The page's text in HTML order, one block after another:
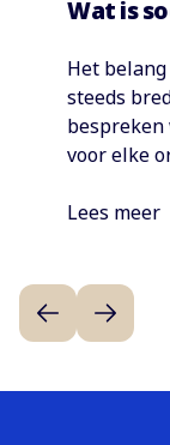
Wat is
Het
steeds
voor elke
Lees meer